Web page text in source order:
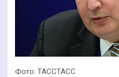
Фото: ТАССТАСС